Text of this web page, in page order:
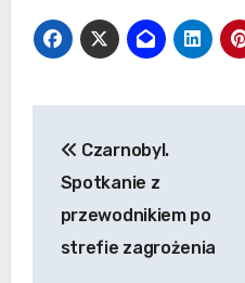
wpisu
Czarnobyl.
Spotkanie z
przewodnikiem po
strefie zagrożenia